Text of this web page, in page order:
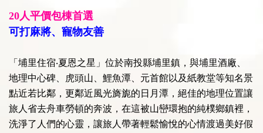
20人平價包棟首選
可打麻將、寵物友善
「埔里住宿‧夏恩之星」位於南投縣埔里鎮，與埔里酒廠、
地理中心碑、虎頭山、鯉魚潭、元首館以及紙教堂等知名景
點近若比鄰，更鄰近風光旖旎的日月潭，絕佳的地理位置讓
旅人省去舟車勞頓的奔波，在這被山巒環抱的純樸鄉鎮裡，
洗淨了人們的心靈，讓旅人帶著輕鬆愉悅的心情渡過美好假